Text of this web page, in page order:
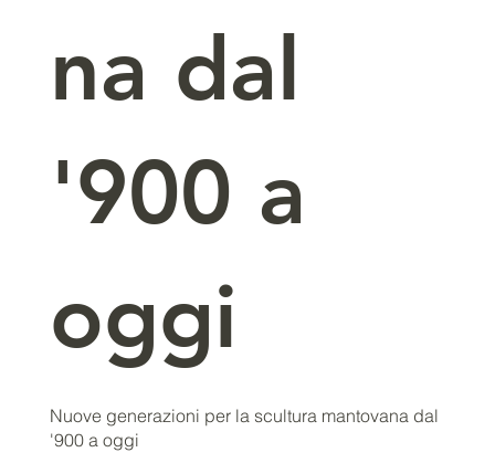
na dal
'900 a
oggi
Nuove generazioni per la scultura mantovana dal
'900 a oggi